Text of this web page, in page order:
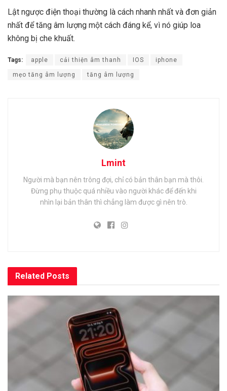
Lật ngược điện thoại thường là cách nhanh nhất và đơn giản
nhất để tăng âm lượng một cách đáng kể, vì nó giúp loa
không bị che khuất.
Tags: apple cải thiện âm thanh IOS iphone
mẹo tăng âm lượng tăng âm lượng
Lmint
Người mà bạn nên trông đợi, chỉ có bản thân bạn mà thôi.
Đừng phụ thuộc quá nhiều vào người khác để đến khi
nhìn lại bản thân thì chẳng làm được gì nên trò.
Related Posts